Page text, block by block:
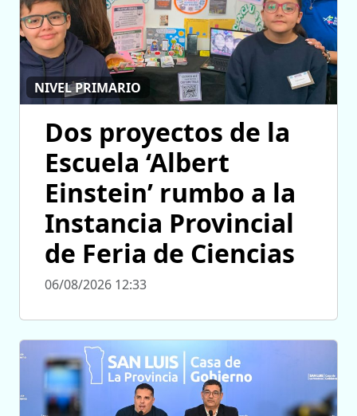
NIVEL PRIMARIO
Dos proyectos de la
Escuela ‘Albert
Einstein’ rumbo a la
Instancia Provincial
de Feria de Ciencias
06/08/2026 12:33